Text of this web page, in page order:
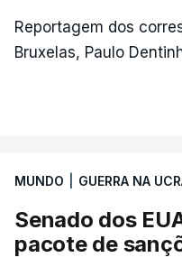
Reportagem dos
Bruxelas, Paulo
MUNDO GUERRA NA
Senado dos
pacote de